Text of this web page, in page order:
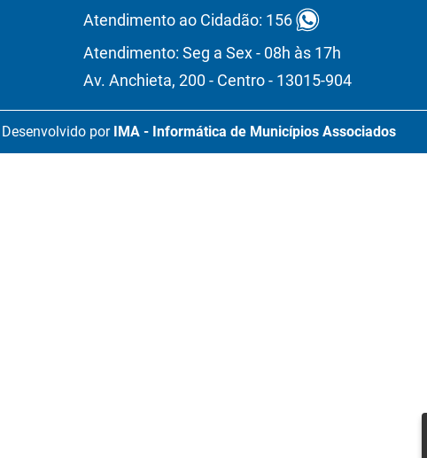
Atendimento ao Cidadão: 156
Atendimento: Seg a Sex - 08h às 17h
Av. Anchieta, 200 - Centro - 13015-904
Desenvolvido por IMA - Informática de Municípios Associados